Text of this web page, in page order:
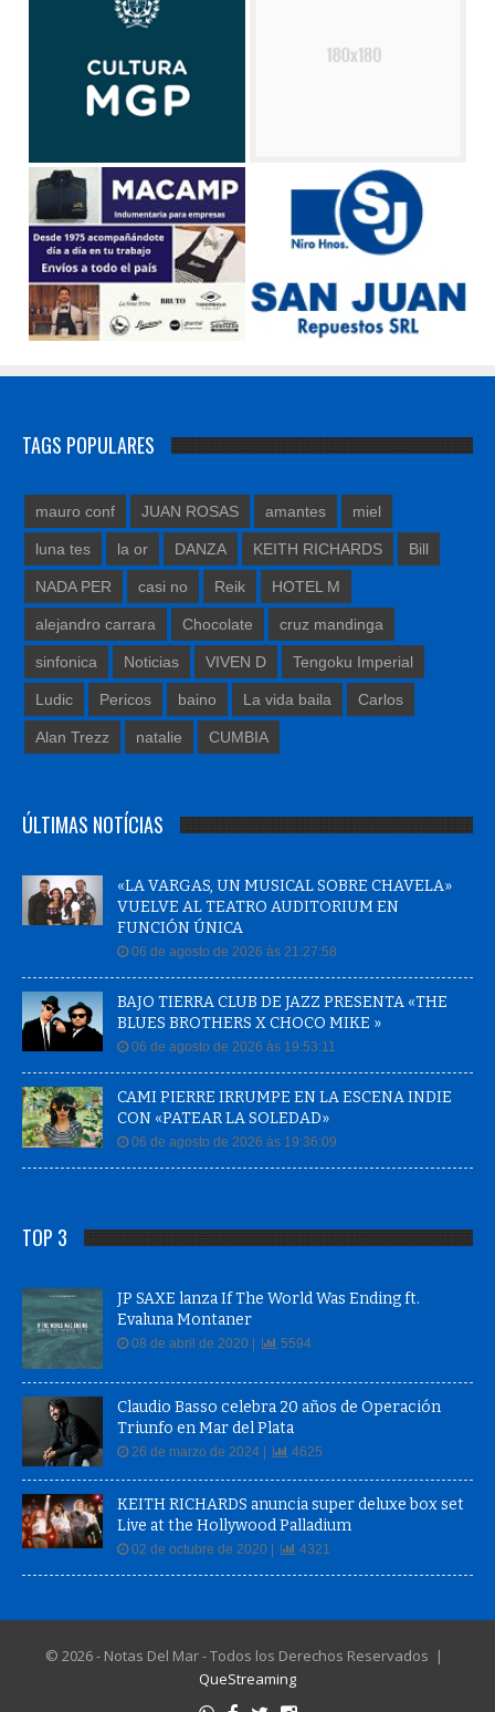
TAGS POPULARES
mauro conf JUAN ROSAS amantes miel
luna tes la or DANZA KEITH RICHARDS Bill
NADA PER casi no Reik HOTEL M
alejandro carrara Chocolate cruz mandinga
sinfonica Noticias VIVEN D Tengoku Imperial
Ludic Pericos baino La vida baila Carlos
Alan Trezz natalie CUMBIA
ÚLTIMAS NOTÍCIAS
«LA VARGAS, UN MUSICAL SOBRE CHAVELA»
VUELVE AL TEATRO AUDITORIUM EN
FUNCIÓN ÚNICA
06 de agosto de 2026 às 21:27:58
BAJO TIERRA CLUB DE JAZZ PRESENTA «THE
BLUES BROTHERS X CHOCO MIKE »
06 de agosto de 2026 às 19:53:11
CAMI PIERRE IRRUMPE EN LA ESCENA INDIE
CON «PATEAR LA SOLEDAD»
06 de agosto de 2026 às 19:36:09
TOP 3
JP SAXE lanza If The World Was Ending ft.
Evaluna Montaner
08 de abril de 2020 | 5594
Claudio Basso celebra 20 años de Operación
Triunfo en Mar del Plata
26 de marzo de 2024 | 4625
KEITH RICHARDS anuncia super deluxe box set
Live at the Hollywood Palladium
02 de octubre de 2020 | 4321
© 2026 - Notas Del Mar - Todos los Derechos Reservados |
QueStreaming